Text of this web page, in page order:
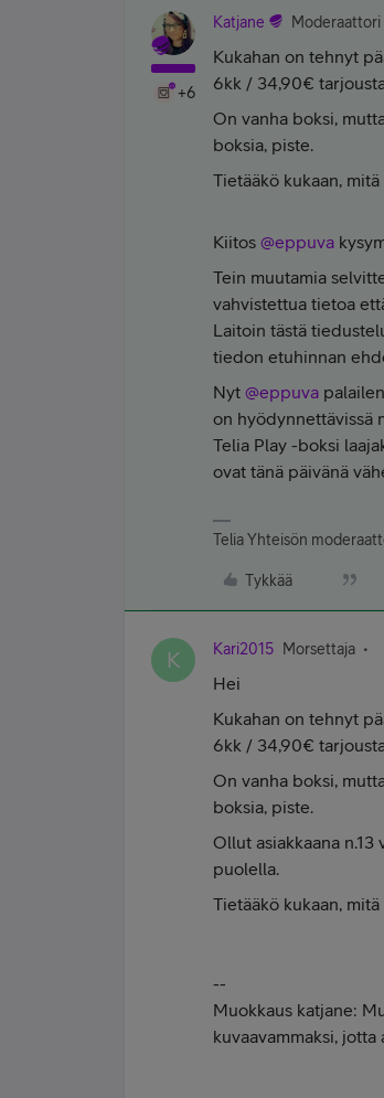
+6
Katjane Moderaattori
Kukahan on tehnyt
6kk / 34,90€
On vanha boksi,
boksia, piste.
Tietääkö kukaan,
Kiitos @eppuva
Tein muutamia
vahvistettua tietoa
Laitoin tästä
tiedon etuhinnan
Nyt @eppuva
on hyödynnettävissä
Telia Play -boksi
ovat tänä päivänä
Telia Yhteisön
Tykkää
K Kari2015 Morsettaja
Hei
Kukahan on tehnyt
6kk / 34,90€
On vanha boksi,
boksia, piste.
Ollut asiakkaana
puolella.
Tietääkö kukaan,
--
Muokkaus katjane:
kuvaavammaksi,